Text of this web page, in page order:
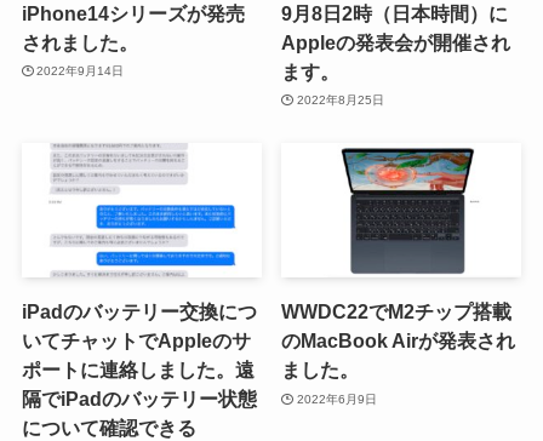
iPhone14シリーズが発売
されました。
2022年9月14日
9月8日2時（日本時間）に
Appleの発表会が開催され
ます。
2022年8月25日
iPadのバッテリー交換につ
いてチャットでAppleのサ
ポートに連絡しました。遠
隔でiPadのバッテリー状態
について確認できる
WWDC22でM2チップ搭載
のMacBook Airが発表され
ました。
2022年6月9日